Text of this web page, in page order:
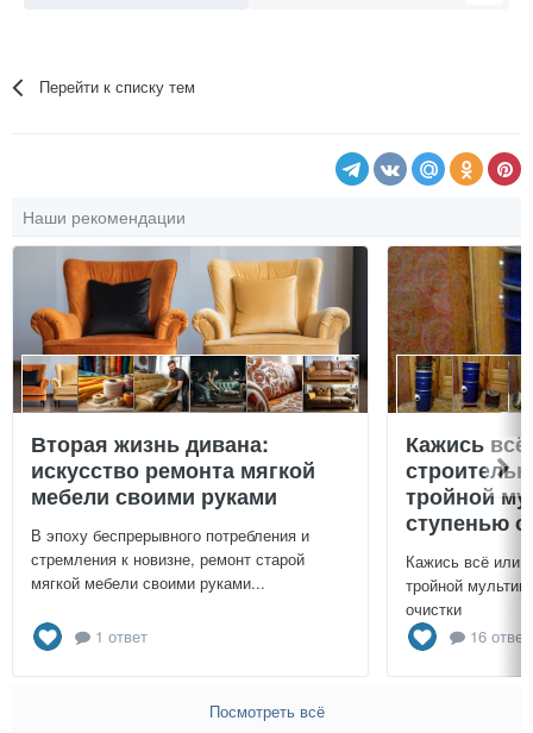
Перейти к списку тем
Наши рекомендации
Вторая жизнь дивана:
искусство ремонта мягкой
мебели своими руками
В эпоху беспрерывного потребления и
стремления к новизне, ремонт старой
мягкой мебели своими руками...
1 ответ
Кажись
тройной
ступенью
Кажись всё или
тройной
очистки
16
Посмотреть всё